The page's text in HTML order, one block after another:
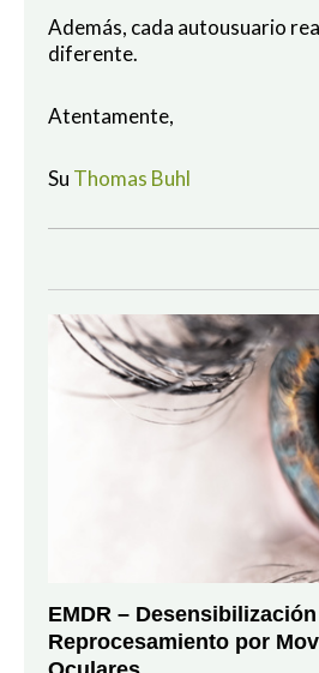
Además, cada autousuario
diferente.
Atentamente,
Su Thomas Buhl
EMDR –
Reprocesamiento por